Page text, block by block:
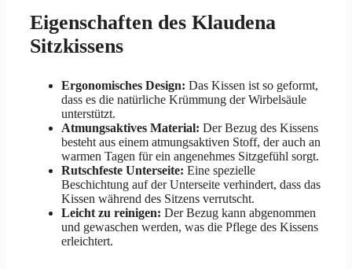
Eigenschaften des Klaudena
Sitzkissens
Ergonomisches Design: Das Kissen ist so geformt,
dass es die natürliche Krümmung der Wirbelsäule
unterstützt.
Atmungsaktives Material: Der Bezug des Kissens
besteht aus einem atmungsaktiven Stoff, der auch an
warmen Tagen für ein angenehmes Sitzgefühl sorgt.
Rutschfeste Unterseite: Eine spezielle
Beschichtung auf der Unterseite verhindert, dass das
Kissen während des Sitzens verrutscht.
Leicht zu reinigen: Der Bezug kann abgenommen
und gewaschen werden, was die Pflege des Kissens
erleichtert.